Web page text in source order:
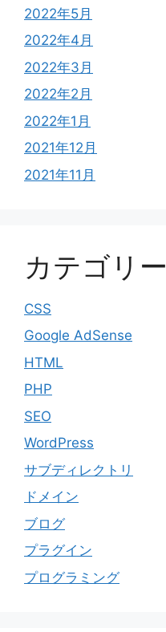
2022年5月
2022年4月
2022年3月
2022年2月
2022年1月
2021年12月
2021年11月
カテゴリー
CSS
Google AdSense
HTML
PHP
SEO
WordPress
サブディレクトリ
ドメイン
ブログ
プラグイン
プログラミング